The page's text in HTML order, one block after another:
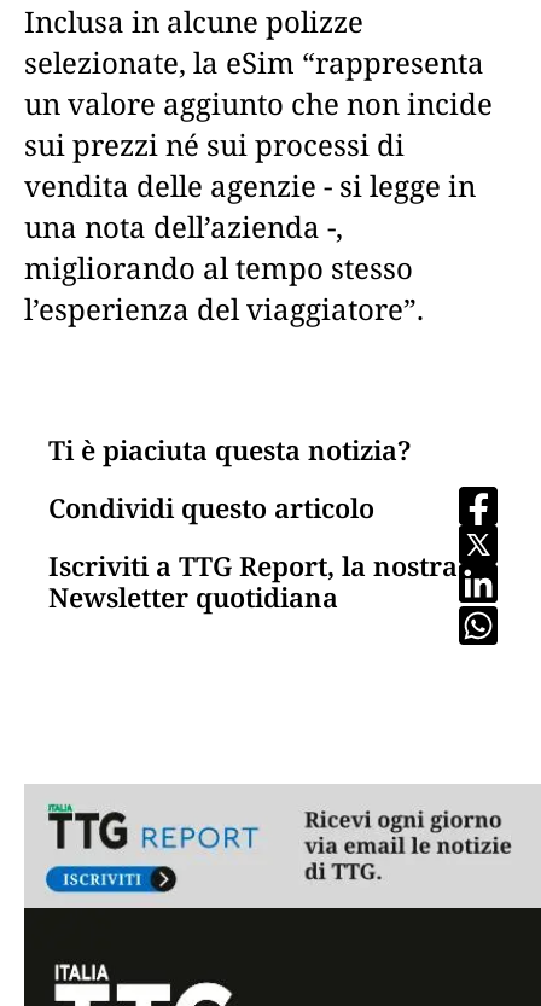
Inclusa in alcune polizze
selezionate, la eSim “rappresenta
un valore aggiunto che non incide
sui prezzi né sui processi di
vendita delle agenzie - si legge in
una nota dell’azienda -,
migliorando al tempo stesso
l’esperienza del viaggiatore”.
Ti è piaciuta questa notizia?
Condividi questo articolo
Iscriviti a TTG Report, la nostra
Newsletter quotidiana